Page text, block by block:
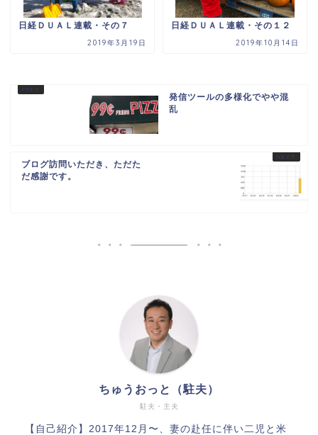
日経ＤＵＡＬ連載・その７
2019年3月19日
日経ＤＵＡＬ連載・その１２
2019年10月14日
発信ツールの多様化でやや混
乱
ブログ訪問いただき、ただた
だ感謝です。
駐夫・主夫
ちゅうおっと（駐夫）
【自己紹介】2017年12月〜、妻の赴任に伴い二児と米